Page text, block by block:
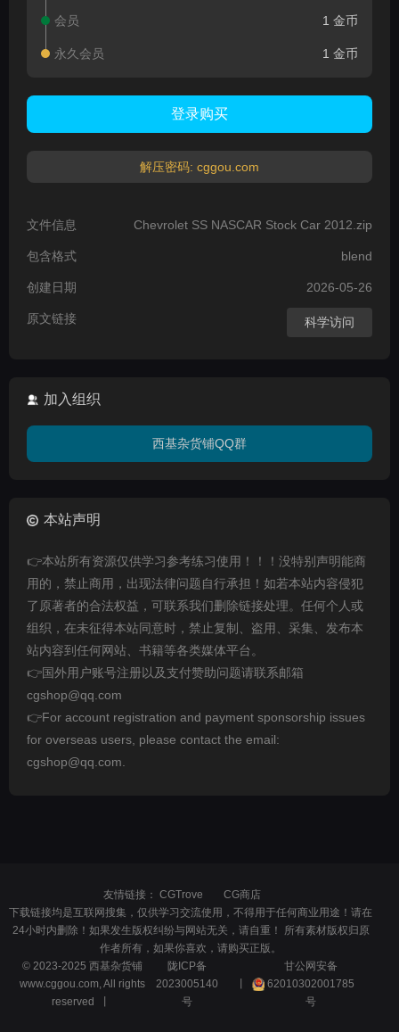
会员 1 金币
永久会员 1 金币
登录购买
解压密码: cggou.com
文件信息 Chevrolet SS NASCAR Stock Car 2012.zip
包含格式 blend
创建日期 2026-05-26
原文链接 科学访问
加入组织
西基杂货铺QQ群
本站声明
👉本站所有资源仅供学习参考练习使用！！！没特别声明能商
用的，禁止商用，出现法律问题自行承担！如若本站内容侵犯
了原著者的合法权益，可联系我们删除链接处理。任何个人或
组织，在未征得本站同意时，禁止复制、盗用、采集、发布本
站内容到任何网站、书籍等各类媒体平台。
👉国外用户账号注册以及支付赞助问题请联系邮箱
cgshop@qq.com
👉For account registration and payment sponsorship issues
for overseas users, please contact the email:
cgshop@qq.com.
友情链接： CGTrove
CG商店
下载链接均是互联网搜集，仅供学习交流使用，不得用于任何商业用途！请在
24小时内删除！如果发生版权纠纷与网站无关，请自重！ 所有素材版权归原
作者所有，如果你喜欢，请购买正版。
© 2023-2025 西基杂货铺
www.cggou.com, All rights
reserved 丨
陇ICP备
2023005140
号
甘公网安备
62010302001785
号